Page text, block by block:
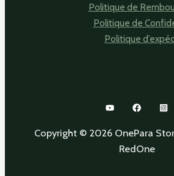
Politique de
Politique de
Politique
Copyright © 2026 OnePara
RedOne